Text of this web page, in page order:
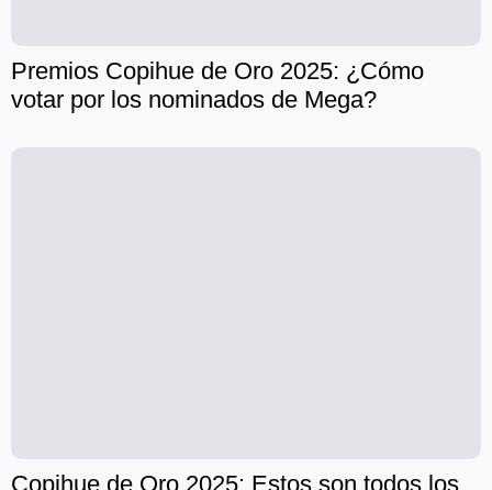
Premios Copihue de Oro 2025: ¿Cómo
votar por los nominados de Mega?
Copihue de Oro 2025: Estos son todos los